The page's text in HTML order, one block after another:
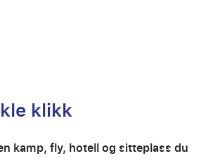
klikk
kamp, fly, hotell og sitteplass du